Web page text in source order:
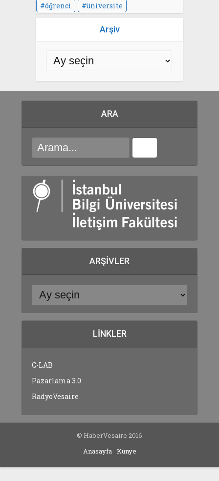
öğrenci
üniversite
Arşiv
ARA
ARŞIVLER
LINKLER
C-LAB
Pazarlama 3.0
RadyoVesaire
© HaberVesaire 2016
Anasayfa Künye